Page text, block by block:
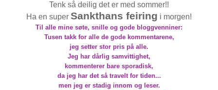
Tenk så deilig det er med sommer!!
Ha en super Sankthans feiring i morgen!
Til alle mine søte, snille og gode bloggvenniner:
Tusen takk for alle de gode kommentarene,
jeg setter stor pris på alle.
Jeg har dårlig samvittighet,
kommenterer bare sporadisk,
da jeg har det så travelt for tiden...
men jeg er stadig innom og leser.